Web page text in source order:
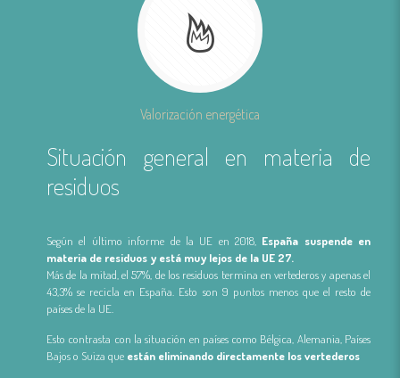
Valorización energética
Situación general en materia de
residuos
Según el último informe de la UE en 2018, España suspende en
materia de residuos y está muy lejos de la UE 27.
Más de la mitad, el 57%, de los residuos termina en vertederos y apenas el
43,3% se recicla en España. Esto son 9 puntos menos que el resto de
países de la UE.
Esto contrasta con la situación en países como Bélgica, Alemania, Países
Bajos o Suiza que están eliminando directamente los vertederos